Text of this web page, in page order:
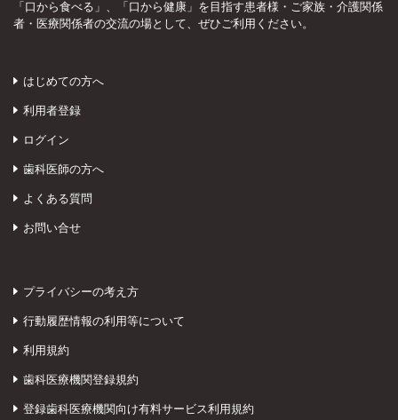
「口から食べる」、「口から健康」を目指す患者様・ご家族・介護関係
者・医療関係者の交流の場として、ぜひご利用ください。
はじめての方へ
利用者登録
ログイン
歯科医師の方へ
よくある質問
お問い合せ
プライバシーの考え方
行動履歴情報の利用等について
利用規約
歯科医療機関登録規約
登録歯科医療機関向け有料サービス利用規約